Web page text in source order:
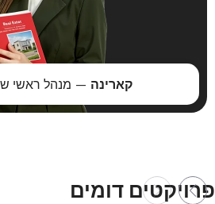
קארינה — מנהל ראשי
פרויקטים דומים